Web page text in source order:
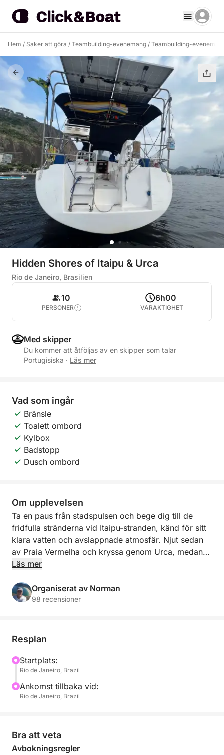
Hem / Saker att göra / Teambuilding-evenemang / Teambuilding-
Hidden Shores of Itaipu & Urca
Rio de Janeiro, Brasilien
10
PERSONER
6h00
VARAKTIGHET
Med skipper
Du kommer att åtföljas av en skipper som talar
Portugisiska · Läs mer
Vad som ingår
Bränsle
Toalett ombord
Kylbox
Badstopp
Dusch ombord
Om upplevelsen
Ta en paus från stadspulsen och bege dig till de
fridfulla stränderna vid Itaipu-stranden, känd för sitt
klara vatten och avslappnade atmosfär. Njut sedan
av Praia Vermelha och kryssa genom Urca, medan
du njuter av utsikten över Rios ikoniska berg och
gott om tid att utforska, simma och ladda
batterierna.
runt – avslappnat, välkomnande och helt personligt.
leverera äkta brasiliansk kustskönhet. Kom för
utsikten, stanna för atmosfären.
Läs mer
Organiserat av Norman
98 recensioner
Resplan
Startplats:
Rio de Janeiro, Brazil
Ankomst tillbaka vid:
Rio de Janeiro, Brazil
Bra att veta
Avbokningsregler